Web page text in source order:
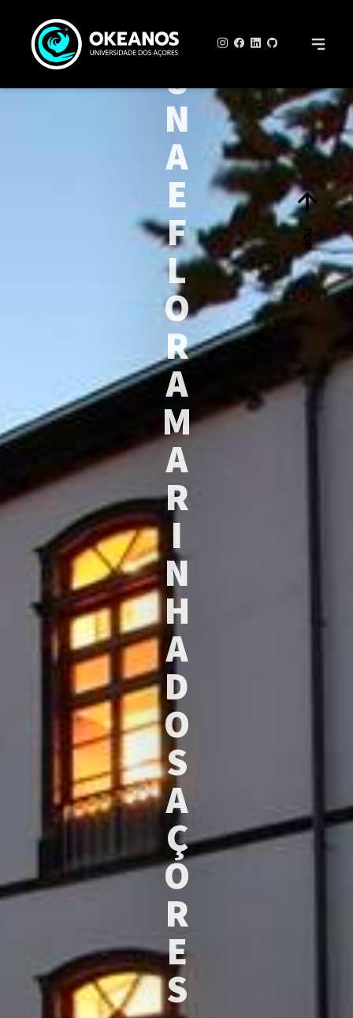
A
U
N
A
E
F
L
O
R
A
M
A
R
I
N
H
A
D
O
S
A
Ç
O
R
E
S
TOP